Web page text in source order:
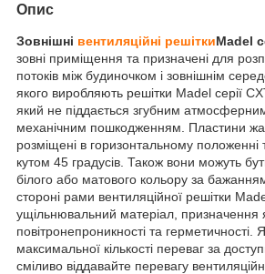
Опис
Зовнішні вентиляційні решіткиMadel
зовні приміщення та призначені для
потоків між будиночком і зовнішнім
якого виробляють решітки Madel серії
який не піддається згубним
механічним пошкодженням. Пластини
розміщені в горизонтальному положенні
кутом 45 градусів. Також вони можуть
білого або матового кольору за
стороні рами вентиляційної решітки
ущільнювальний матеріал, призначення
повітронепроникності та
максимальної кількості переваг за
сміливо віддавайте перевагу